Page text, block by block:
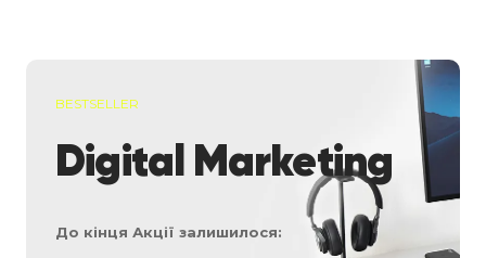
BESTSELLER
Digital Marketing
До кінця Акції залишилося: